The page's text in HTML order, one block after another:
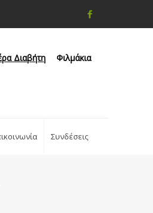
Συνδέσεις
Διαβήτη Φιλμάκια